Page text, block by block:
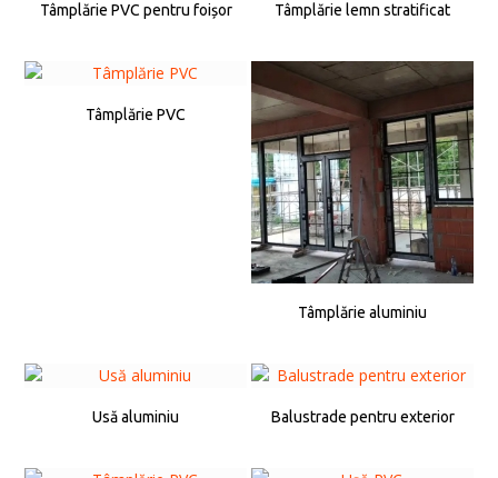
Tâmplărie PVC pentru foișor Tâmplărie lemn stratificat
Tâmplărie PVC
Tâmplărie aluminiu
Usă aluminiu Balustrade pentru exterior